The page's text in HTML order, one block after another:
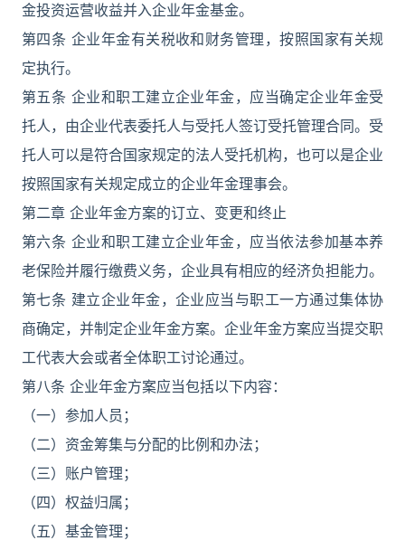
金投资运营收益并入企业年金基金。
第四条 企业年金有关税收和财务管理，按照国家有关规
定执行。
第五条 企业和职工建立企业年金，应当确定企业年金受
托人，由企业代表委托人与受托人签订受托管理合同。受
托人可以是符合国家规定的法人受托机构，也可以是企业
按照国家有关规定成立的企业年金理事会。
第二章 企业年金方案的订立、变更和终止
第六条 企业和职工建立企业年金，应当依法参加基本养
老保险并履行缴费义务，企业具有相应的经济负担能力。
第七条 建立企业年金，企业应当与职工一方通过集体协
商确定，并制定企业年金方案。企业年金方案应当提交职
工代表大会或者全体职工讨论通过。
第八条 企业年金方案应当包括以下内容：
（一）参加人员；
（二）资金筹集与分配的比例和办法；
（三）账户管理；
（四）权益归属；
（五）基金管理；